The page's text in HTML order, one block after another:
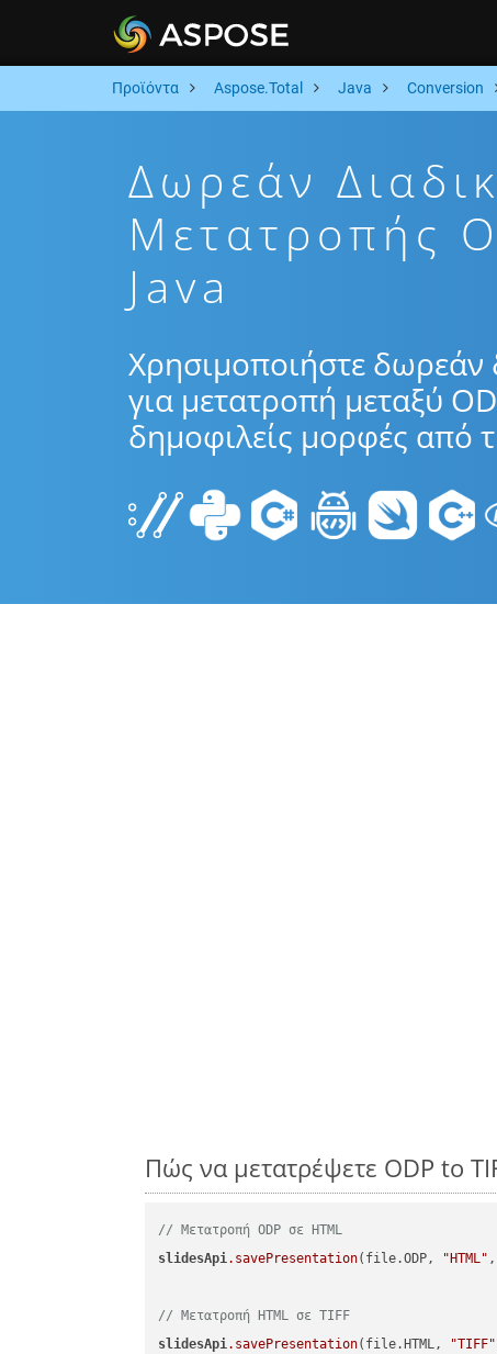
Προϊόντα Aspose.Total Java Conversion
Δωρεάν
Μετατροπής
Java
Χρησιμοποιήστε δωρεάν
για μετατροπή μεταξύ
δημοφιλείς μορφές από
Πώς να μετατρέψετε ODP to
// Μετατροπή ODP σε HTML
slidesApi.savePresentation(file.ODP, "HTML"
// Μετατροπή HTML σε TIFF
slidesApi.savePresentation(file.HTML, "TIFF"